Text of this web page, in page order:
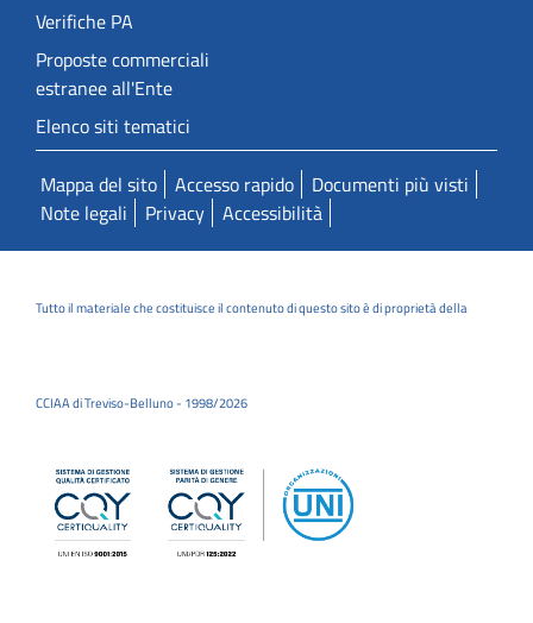
Verifiche PA
Proposte commerciali
estranee all'Ente
Elenco siti tematici
Mappa del sito Accesso rapido
Documenti più visti
Note legali
Privacy Accessibilità
Tutto il materiale che costituisce il contenuto di questo sito è di proprietà della
CCIAA di Treviso-Belluno - 1998/2026